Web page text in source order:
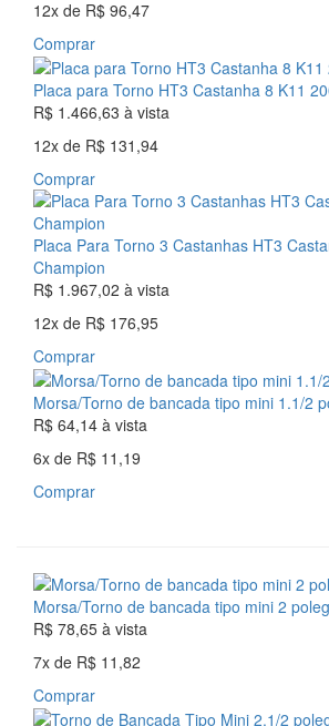
12x de R$ 96,47
Comprar
Placa para Torno HT3 Castanha 8 K11
R$ 1.466,63 à vista
12x de R$ 131,94
Comprar
Placa Para Torno 3 Castanhas HT3
Champion
R$ 1.967,02 à vista
12x de R$ 176,95
Comprar
Morsa/Torno de bancada tipo mini 1.1/2
R$ 64,14 à vista
6x de R$ 11,19
Comprar
Morsa/Torno de bancada tipo mini 2
R$ 78,65 à vista
7x de R$ 11,82
Comprar